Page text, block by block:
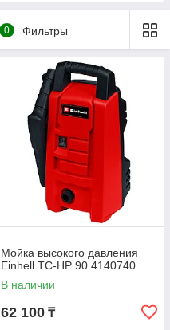
0 Фильтры
Мойка высокого давления
Einhell TC-HP 90 4140740
В наличии
62 100 ₸